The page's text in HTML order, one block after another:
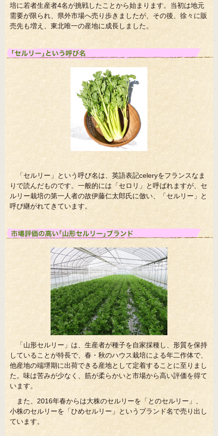
培に若者生産者4名が挑戦したことから始まります。当初は地元
需要が限られ、県外市場へ売り歩きましたが、その後、徐々に販
売先も増え、東北唯一の産地に成長しました。
「セルリー」という呼び名は、英語表記celeryをフランスなま
りで読んだものです。一般的には「セロリ」と呼ばれますが、セ
ルリー栽培の第一人者の故伊藤仁太郎氏に倣い、「セルリー」と
呼び継がれてきています。
「山形セルリー」は、生産者が種子を自家採種し、形質を保持
していることが特長で、春・秋のハウス栽培による年二作体で、
他産地の端堺期に出荷できる産地として定着することに至りまし
た。味は苦みが少なく、筋が柔らかいと市場から高い評価を得て
います。
また、2016年春からは大株のセルリーを「とのセルリー」、
小株のセルリーを「ひめセルリー」というブランド名で売り出し
ています。